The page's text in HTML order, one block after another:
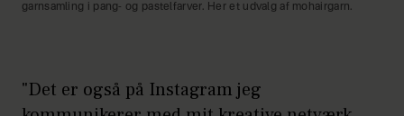
garnsamling i pang- og pastelfarver. Her et udvalg af mohairgarn.
"Det er også på Instagram jeg